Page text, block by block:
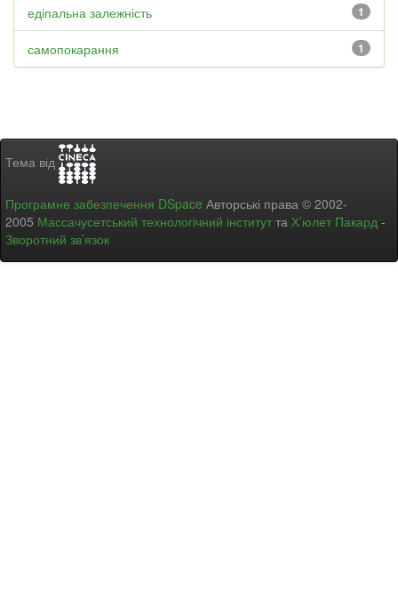
1
едіпальна залежність
1
самопокарання
Тема від
Програмне забезпечення DSpace Авторські права © 2002-
2005 Массачусетський технологічний інститут та Х’юлет Пакард -
Зворотний зв’язок